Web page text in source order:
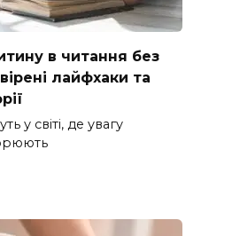
в читання без
лайфхаки та
у світі, де увагу